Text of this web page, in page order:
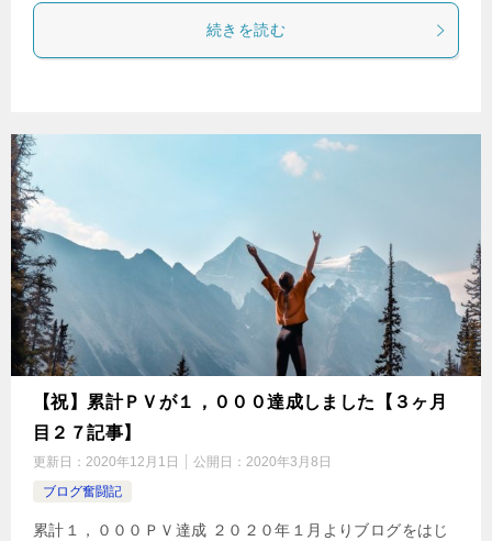
続きを読む
【祝】累計ＰＶが１，０００達成しました【３ヶ月
目２７記事】
更新日： 2020年12月1日 公開日： 2020年3月8日
ブログ奮闘記
累計１，０００ＰＶ達成 ２０２０年１月よりブログをはじ